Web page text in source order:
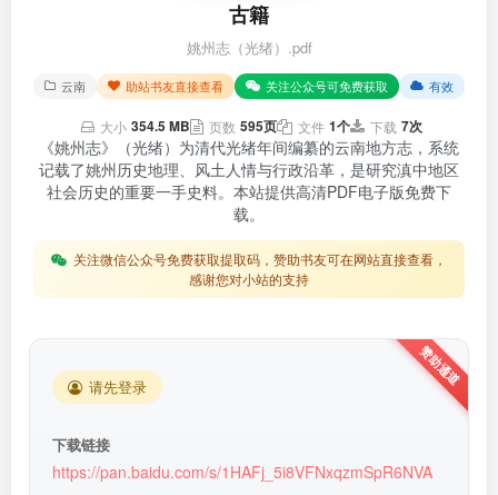
古籍
姚州志（光绪）.pdf
云南 助站书友直接查看 关注公众号可免费获取 有效
大小 354.5 MB 页数 595页 文件 1个 下载 7次
《姚州志》（光绪）为清代光绪年间编纂的云南地方志，系统
记载了姚州历史地理、风土人情与行政沿革，是研究滇中地区
社会历史的重要一手史料。本站提供高清PDF电子版免费下
载。
关注微信公众号免费获取提取码，赞助书友可在网站直接查看，
感谢您对小站的支持
请先登录
下载链接
https://pan.baidu.com/s/1HAFj_5i8VFNxqzmSpR6NVA